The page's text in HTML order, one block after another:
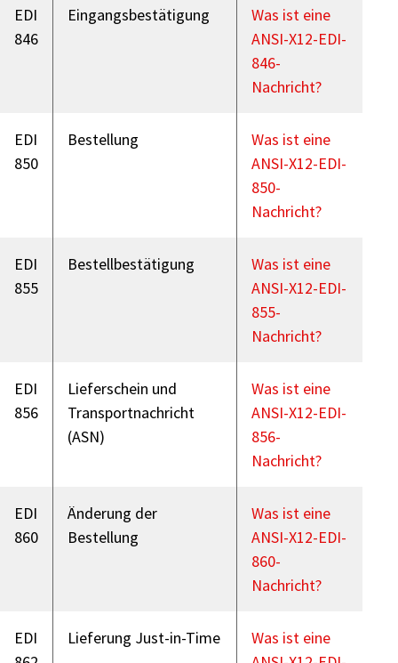
EDI
846
Eingangsbestätigung
Was ist eine
ANSI-X12-EDI-
846-
Nachricht?
EDI
850
Bestellung
Was ist eine
ANSI-X12-EDI-
850-
Nachricht?
EDI
855
Bestellbestätigung
Was ist eine
ANSI-X12-EDI-
855-
Nachricht?
EDI
856
Lieferschein und
Transportnachricht
(ASN)
Was ist eine
ANSI-X12-EDI-
856-
Nachricht?
EDI
860
Änderung der
Bestellung
Was ist eine
ANSI-X12-EDI-
860-
Nachricht?
EDI
Lieferung Just-in-Time
Was ist eine